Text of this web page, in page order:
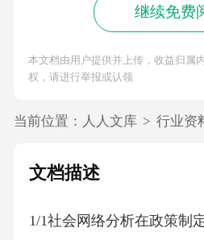
继续免费
本文档由用户提供并上传，收益归属
权，请进行举报或认领
当前位置： 人人文库 > 行业资
文档描述
1/1社会网络分析在政策制